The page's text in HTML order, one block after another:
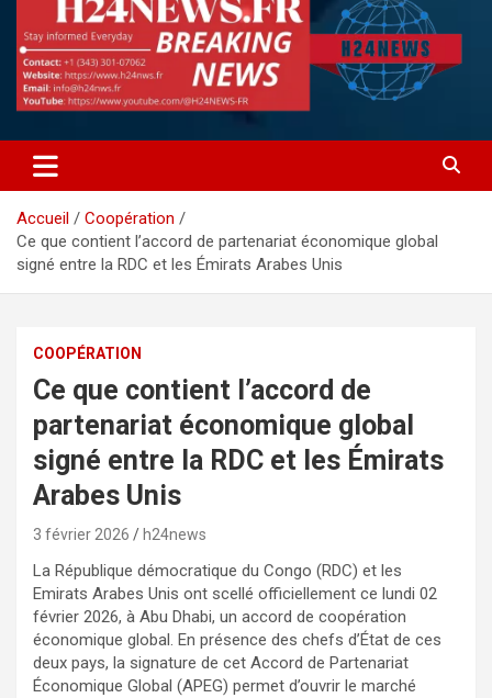
Accueil
Coopération
Ce que contient l’accord de partenariat économique global
signé entre la RDC et les Émirats Arabes Unis
COOPÉRATION
Ce que contient l’accord de
partenariat économique global
signé entre la RDC et les Émirats
Arabes Unis
3 février 2026 h24news
La République démocratique du Congo (RDC) et les
Emirats Arabes Unis ont scellé officiellement ce lundi 02
février 2026, à Abu Dhabi, un accord de coopération
économique global. En présence des‎ chefs d’État de ces
deux pays, la signature de cet Accord de Partenariat
Économique Global (APEG) permet d’ouvrir le marché